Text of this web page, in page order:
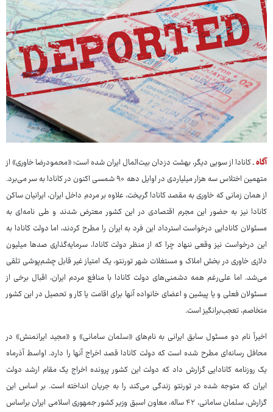
آگاهـ کانادا از سویی دیگر، بهشت دزدان بیت‌المال ایران شده است؛ «محمودرضا خاوری» از
متهمین اختلاس سه هزار میلیاردی در اوایل دهه ۹۰ شمسی اکنون در کانادا به سر می‌برد.
از همان زمانی که خاوری به مقصد کانادا گریخت، علاوه بر مردم داخل ایران، ایرانیان ساکن
کانادا نیز به حضور این مجرم اقتصادی در این کشور معترض شدند و طی نامه‌ای به
مسئولان کانادایی درخواست استرداد این فرد به ایران را مطرح کردند، اما دولت کانادا به
این درخواست نیز وقعی ننهاد چرا که از منظر دولت کانادا، سرمایه‌گذاری صدها میلیون
دلاری خاوری در بخش املاک و مستغلات شهر تورنتو، یک امتیاز غیر قابل چشم‌پوشی تلقی
می‌شد. اما علی‌رغم همه دشمنی‌های دولت کانادا با منافع مردم ایران، اقبال برخی از
مسئولان فعلی و یا پیشین و اعضای خانواده آنها برای اقامت یا کار و تحصیل در این کشور
متخاصم، تعجب‌برانگیز است.
اخیراً نام دو مسئول سابق ایرانی به نام‌های «سلمان سامانی» و «مجید ایرانمنش» در
محافل رسانه‌ای مطرح شده است که دولت کانادا قصد اخراج آنها را دارد. اواسط آذرماه
یک روزنامه کانادایی گزارش داد که دولت این کشور پرونده اخراج یک مقام ارشد دولت
ایران که متوجه شده در تورنتو زندگی می‌کند را به جریان انداخته است. بر اساس این
گزارش، سلمان سامانی، ۴۲ ساله، معاون اسبق وزیر کشور جمهوری اسلامی ایران براساس